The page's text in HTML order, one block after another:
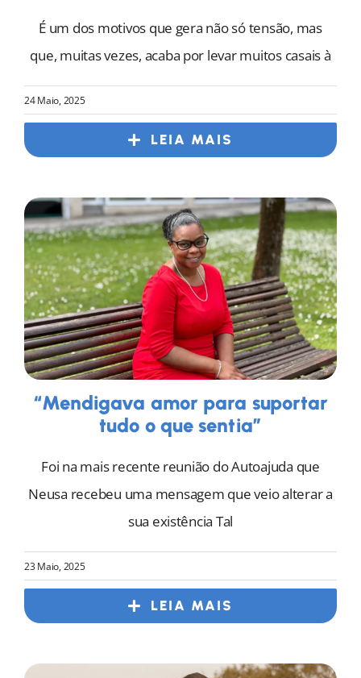
É um dos motivos que gera não só tensão, mas
que, muitas vezes, acaba por levar muitos casais à
24 Maio, 2025
LEIA MAIS
“Mendigava amor para suportar
tudo o que sentia”
Foi na mais recente reunião do Autoajuda que
Neusa recebeu uma mensagem que veio alterar a
sua existência Tal
23 Maio, 2025
LEIA MAIS